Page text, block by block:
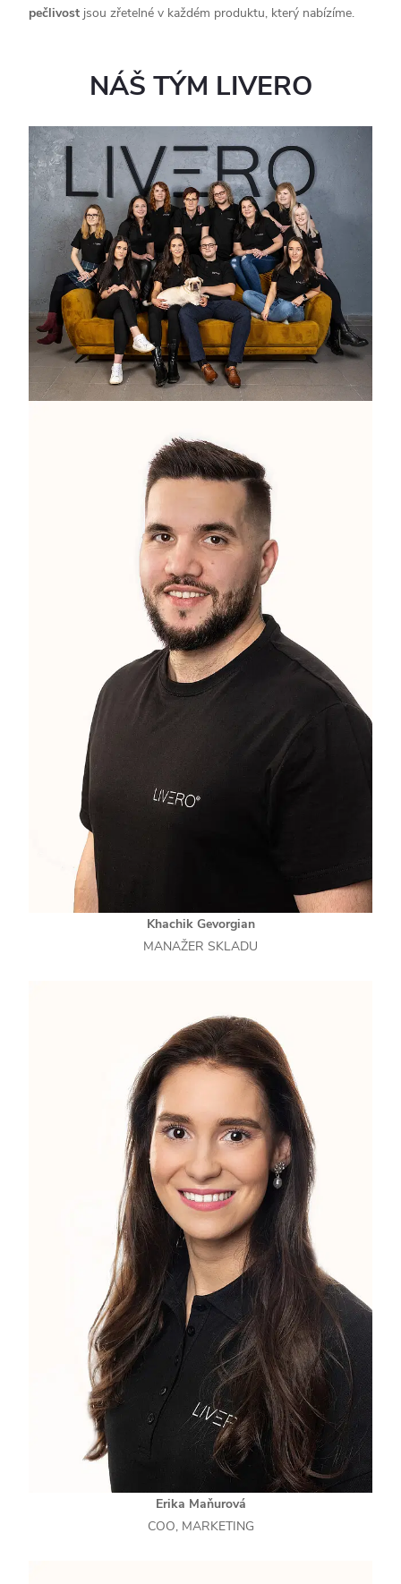
pečlivost jsou zřetelné v každém produktu, který nabízíme.
NÁŠ TÝM LIVERO
Khachik Gevorgian
MANAŽER SKLADU
Erika Maňurová
COO, MARKETING